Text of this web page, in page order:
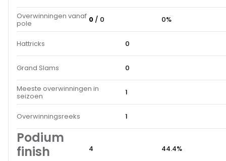
Overwinningen vanaf
pole 0 / 0 0%
Hattricks 0
Grand Slams 0
Meeste overwinningen in
seizoen 1
Overwinningsreeks 1
Podium
finish
4 44.4%